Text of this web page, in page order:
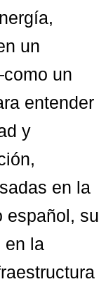
un
un
entender
y
en la
español, su
en la